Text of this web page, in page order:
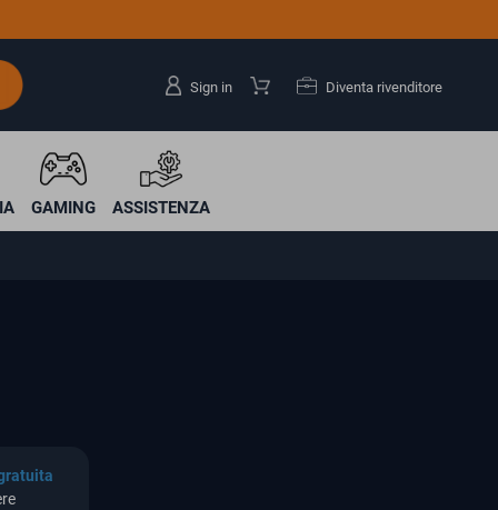
Sign in Diventa rivenditore
GAMING ASSISTENZA